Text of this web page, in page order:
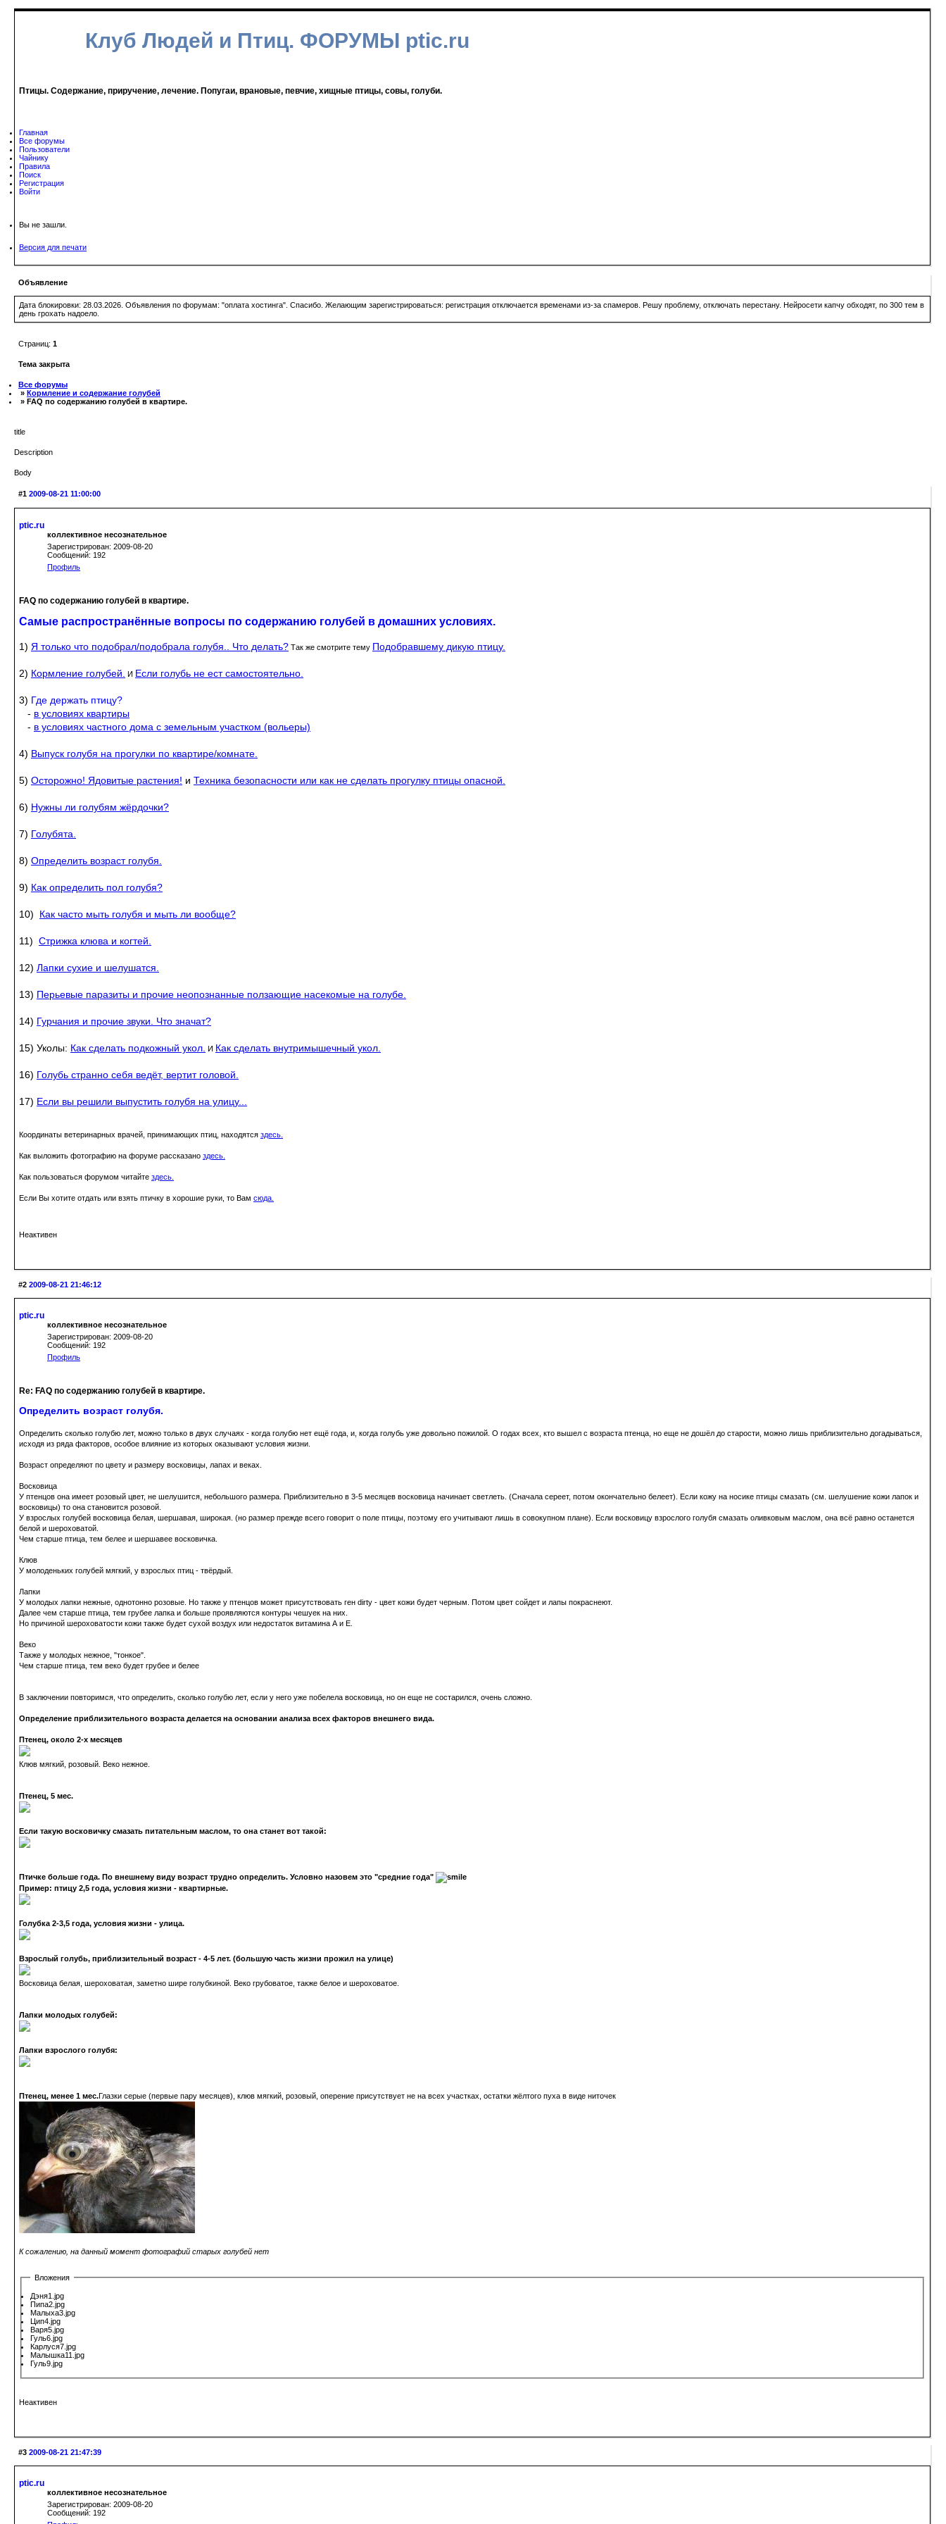
Клуб Людей и Птиц. ФОРУМЫ ptic.ru
Птицы. Содержание, приручение, лечение. Попугаи, врановые, певчие, хищные птицы, совы, голуби.
Главная
Все форумы
Пользователи
Чайнику
Правила
Поиск
Регистрация
Войти
Вы не зашли.
Версия для печати
Объявление
Дата блокировки: 28.03.2026. Объявления по форумам: "оплата хостинга". Спасибо. Желающим зарегистрироваться: регистрация отключается временами из-за спамеров. Решу проблему, отключать перестану. Нейросети капчу обходят, по 300 тем в
день грохать надоело.
Страниц: 1
Тема закрыта
Все форумы
» Кормление и содержание голубей
» FAQ по содержанию голубей в квартире.
title
Description
Body
#1 2009-08-21 11:00:00
ptic.ru
коллективное несознательное
Зарегистрирован: 2009-08-20
Сообщений: 192
Профиль
FAQ по содержанию голубей в квартире.
Самые распространённые вопросы по содержанию голубей в домашних условиях.
1) Я только что подобрал/подобрала голубя.. Что делать? Так же смотрите тему Подобравшему дикую птицу.
2) Кормление голубей. И Если голубь не ест самостоятельно.
3) Где держать птицу?
- в условиях квартиры
- в условиях частного дома с земельным участком (вольеры)
4) Выпуск голубя на прогулки по квартире/комнате.
5) Осторожно! Ядовитые растения! и Техника безопасности или как не сделать прогулку птицы опасной.
6) Нужны ли голубям жёрдочки?
7) Голубята.
8) Определить возраст голубя.
9) Как определить пол голубя?
10) Как часто мыть голубя и мыть ли вообще?
11) Стрижка клюва и когтей.
12) Лапки сухие и шелушатся.
13) Перьевые паразиты и прочие неопознанные ползающие насекомые на голубе.
14) Гурчания и прочие звуки. Что значат?
15) Уколы: Как сделать подкожный укол. И Как сделать внутримышечный укол.
16) Голубь странно себя ведёт, вертит головой.
17) Если вы решили выпустить голубя на улицу...
Координаты ветеринарных врачей, принимающих птиц, находятся здесь.
Как выложить фотографию на форуме рассказано здесь.
Как пользоваться форумом читайте здесь.
Если Вы хотите отдать или взять птичку в хорошие руки, то Вам сюда.
Неактивен
#2 2009-08-21 21:46:12
ptic.ru
коллективное несознательное
Зарегистрирован: 2009-08-20
Сообщений: 192
Профиль
Re: FAQ по содержанию голубей в квартире.
Определить возраст голубя.
Определить сколько голубю лет, можно только в двух случаях - когда голубю нет ещё года, и, когда голубь уже довольно пожилой. О годах всех, кто вышел с возраста птенца, но еще не дошёл до старости, можно лишь приблизительно догадываться,
исходя из ряда факторов, особое влияние из которых оказывают условия жизни.
Возраст определяют по цвету и размеру восковицы, лапах и веках.
Восковица
У птенцов она имеет розовый цвет, не шелушится, небольшого размера. Приблизительно в 3-5 месяцев восковица начинает светлеть. (Сначала сереет, потом окончательно белеет). Если кожу на носике птицы смазать (см. шелушение кожи лапок и
восковицы) то она становится розовой.
У взрослых голубей восковица белая, шершавая, широкая. (но размер прежде всего говорит о поле птицы, поэтому его учитывают лишь в совокупном плане). Если восковицу взрослого голубя смазать оливковым маслом, она всё равно останется
белой и шероховатой.
Чем старше птица, тем белее и шершавее восковичка.
Клюв
У молоденьких голубей мягкий, у взрослых птиц - твёрдый.
Лапки
У молодых лапки нежные, однотонно розовые. Но также у птенцов может присутствовать ген dirty - цвет кожи будет черным. Потом цвет сойдет и лапы покраснеют.
Далее чем старше птица, тем грубее лапка и больше проявляются контуры чешуек на них.
Но причиной шероховатости кожи также будет сухой воздух или недостаток витамина А и Е.
Веко
Также у молодых нежное, "тонкое".
Чем старше птица, тем веко будет грубее и белее
В заключении повторимся, что определить, сколько голубю лет, если у него уже побелела восковица, но он еще не состарился, очень сложно.
Определение приблизительного возраста делается на основании анализа всех факторов внешнего вида.
Птенец, около 2-х месяцев
Клюв мягкий, розовый. Веко нежное.
Птенец, 5 мес.
Если такую восковичку смазать питательным маслом, то она станет вот такой:
Птичке больше года. По внешнему виду возраст трудно определить. Условно назовем это "средние года"
Пример: птицу 2,5 года, условия жизни - квартирные.
Голубка 2-3,5 года, условия жизни - улица.
Взрослый голубь, приблизительный возраст - 4-5 лет. (большую часть жизни прожил на улице)
Восковица белая, шероховатая, заметно шире голубкиной. Веко грубоватое, также белое и шероховатое.
Лапки молодых голубей:
Лапки взрослого голубя:
Птенец, менее 1 мес.Глазки серые (первые пару месяцев), клюв мягкий, розовый, оперение присутствует не на всех участках, остатки жёлтого пуха в виде ниточек
К сожалению, на данный момент фотографий старых голубей нет
Вложения
Дэня1.jpg
Пипа2.jpg
Малыха3.jpg
Цип4.jpg
Варя5.jpg
Гуль6.jpg
Карлуся7.jpg
Малышка11.jpg
Гуль9.jpg
Неактивен
#3 2009-08-21 21:47:39
ptic.ru
коллективное несознательное
Зарегистрирован: 2009-08-20
Сообщений: 192